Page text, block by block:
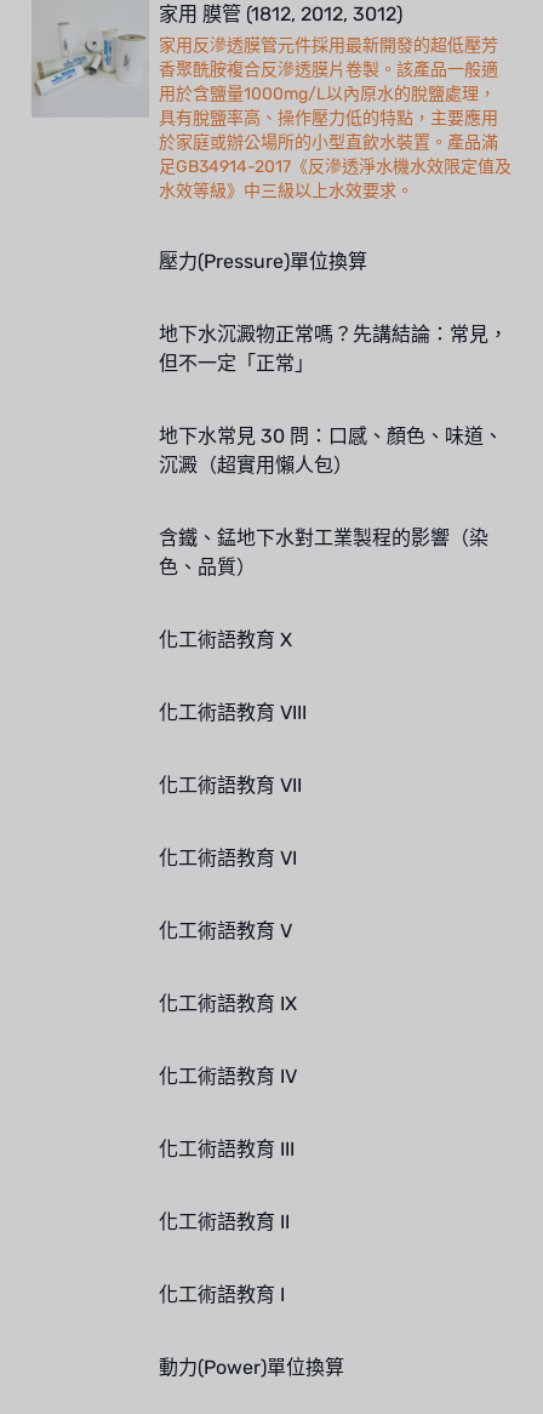
家用 膜管 (1812, 2012, 3012)
家用反滲透膜管元件採用最新開發的超低壓芳
香聚酰胺複合反滲透膜片卷製。該產品一般適
用於含鹽量1000mg/L以內原水的脫鹽處理，
具有脫鹽率高、操作壓力低的特點，主要應用
於家庭或辦公場所的小型直飲水裝置。產品滿
足GB34914-2017《反滲透淨水機水效限定值及
水效等級》中三級以上水效要求。
壓力(Pressure)單位換算
地下水沉澱物正常嗎？先講結論：常見，
但不一定「正常」
地下水常見 30 問：口感、顏色、味道、
沉澱（超實用懶人包）
含鐵、錳地下水對工業製程的影響（染
色、品質）
化工術語教育 X
化工術語教育 VIII
化工術語教育 VII
化工術語教育 VI
化工術語教育 V
化工術語教育 IX
化工術語教育 IV
化工術語教育 III
化工術語教育 II
化工術語教育 I
動力(Power)單位換算